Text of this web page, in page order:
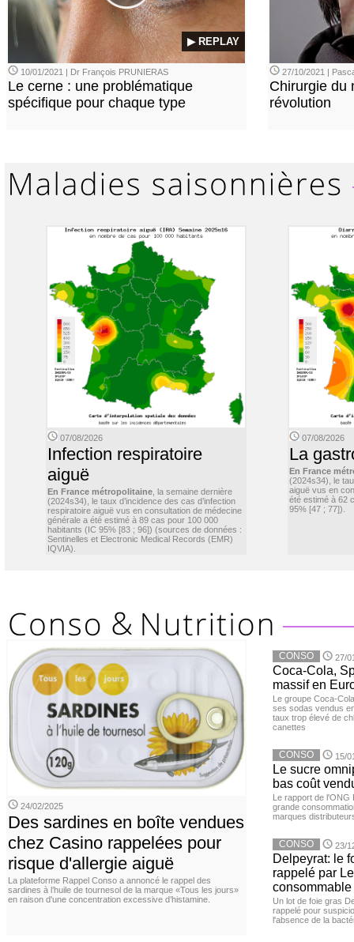
▶ REPLAY
10/01/2021 | Dr François PRUNIERAS
Le cerne : une problématique
spécifique pour chaque type
27/10/2021 |
Chirurgie du
révolution
07/08/2026
Infection respiratoire
aiguë
En France métropolitaine , la semaine dernière
(2024s34), le taux d’incidence des cas d’infection
respiratoire aiguë vus en consultation de médecine
générale a été estimé à 89 cas pour 100 000
habitants (IC 95% [83 ; 96]) (sources de données :
Sentinelles et Electronic Medical Records (EMR)
IQVIA).
07/08/2026
La
En France
(2024s34), le
aiguë vus en
été estimé à 62
95% [47 ; 77]).
24/02/2025
Des sardines en boîte vendues
chez Casino rappelées pour
risque d'allergie aiguë
La plateforme Rappel Conso a annoncé le rappel des
sardines à l’huile de tournesol de la marque «Tous les jours»
en raison d'une concentration excessive d’histamine.
CONSO 27/
Coca-Cola,
massif en
Le groupe Coca-
ses sodas vendus
taux trop élevé de
canettes
CONSO 15/
Le sucre
bas coût
Le rapport de l'ONG
grande
marques
CONSO 23/
Delpeyrat: le
rappelé par
consommable
Un lot de foie gras
rappelé pour
l'absence de la